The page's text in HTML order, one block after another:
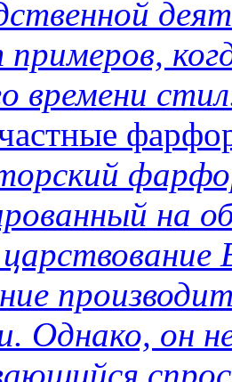
примеров,
времени
на
Однако, он